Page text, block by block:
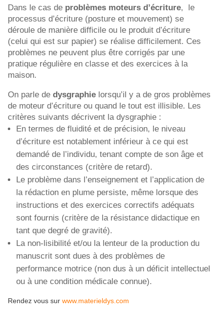
Dans le cas de problèmes moteurs d’écriture,
le
processus d’écriture (posture et mouvement) se
déroule de manière difficile ou le produit d’écriture
(celui qui est sur papier) se réalise difficilement. Ces
problèmes ne peuvent plus être corrigés par une
pratique régulière en classe et des exercices à la
maison.
On parle de dysgraphie lorsqu’il y a de gros problèmes
de moteur d’écriture ou quand le tout est illisible. Les
critères suivants décrivent la dysgraphie :
En termes de fluidité et de précision, le niveau
d’écriture est notablement inférieur à ce qui est
demandé de l’individu, tenant compte de son âge et
des circonstances (critère de retard).
Le problème dans l’enseignement et l’application de
la rédaction en plume persiste, même lorsque des
instructions et des exercices correctifs adéquats
sont fournis (critère de la résistance didactique en
tant que degré de gravité).
La non-lisibilité et/ou la lenteur de la production du
manuscrit sont dues à des problèmes de
performance motrice (non dus à un déficit intellectuel
ou à une condition médicale connue).
Rendez vous sur www.materieldys.com